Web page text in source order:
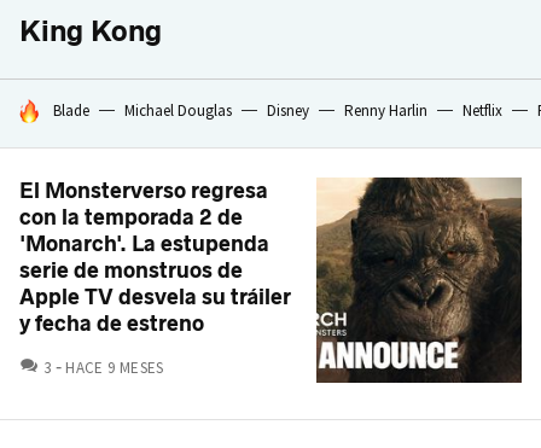
King Kong
HOY SE HABLA DE
Blade Michael Douglas Disney Renny Harlin Netflix
El Monsterverso regresa
con la temporada 2 de
'Monarch'. La estupenda
serie de monstruos de
Apple TV desvela su tráiler
y fecha de estreno
3 COMENTARIOS
HACE 9 MESES